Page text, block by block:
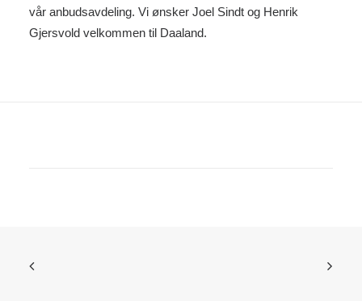
vår anbudsavdeling. Vi ønsker Joel Sindt og Henrik
Gjersvold velkommen til Daaland.